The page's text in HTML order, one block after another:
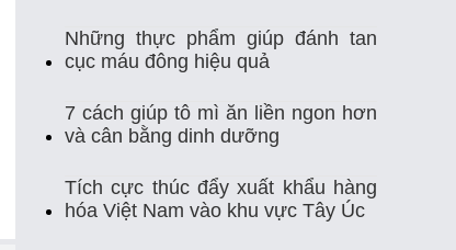
Tempmate-M1 Theo Dõi Nhiệt Độ
Thị Trường Xuất Khẩu Thủy Sản
Thủy Sản Việt Nam Thủy Sản Xuất Khẩu
Những thực phẩm giúp đánh tan
cục máu đông hiệu quả
7 cách giúp tô mì ăn liền ngon hơn
và cân bằng dinh dưỡng
Tích cực thúc đẩy xuất khẩu hàng
hóa Việt Nam vào khu vực Tây Úc